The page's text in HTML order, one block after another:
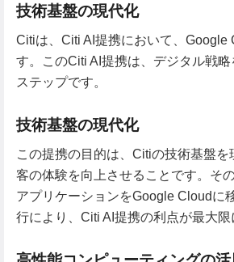
技術基盤の現代化
Citiは、Citi AI提携において、Google
す。このCiti AI提携は、デジタル戦
ステップです。
技術基盤の現代化
この提携の目的は、Citiの技術基盤
客の体験を向上させることです。そ
アプリケーションをGoogle Cloudに
行により、Citi AI提携の利点が最大限